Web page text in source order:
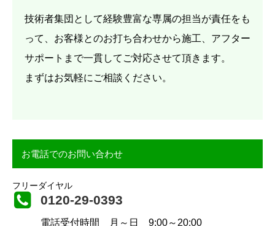
技術者集団として経験豊富な専属の担当が責任をも
って、お客様とのお打ち合わせから施工、アフター
サポートまで一貫してご対応させて頂きます。
まずはお気軽にご相談ください。
お電話でのお問い合わせ
フリーダイヤル
0120-29-0393
電話受付時間 月～日 9:00～20:00